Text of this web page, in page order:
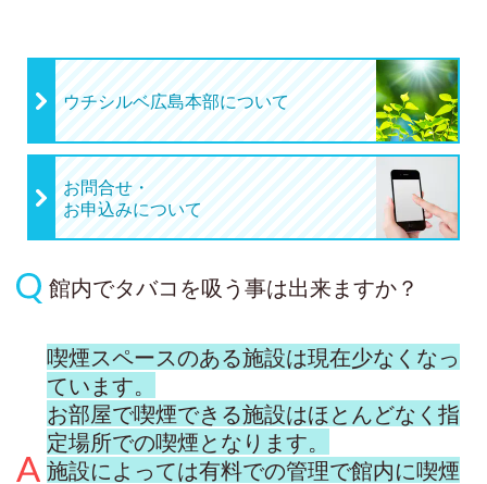
ウチシルベ広島本部について
お問合せ・
お申込みについて
館内でタバコを吸う事は出来ますか？
喫煙スペースのある施設は現在少なくなっ
ています。
お部屋で喫煙できる施設はほとんどなく指
定場所での喫煙となります。
施設によっては有料での管理で館内に喫煙